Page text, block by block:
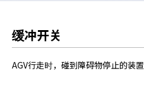
缓冲开关
AGV行走时，碰到障碍物停止的装置